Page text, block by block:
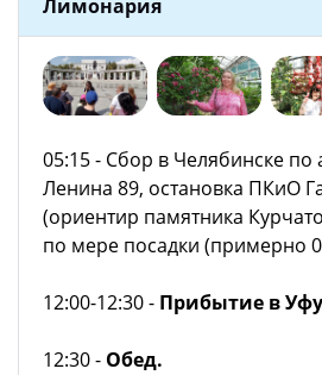
Лимонария
05:15 - Сбор в Челябинске по
Ленина 89, остановка ПКиО
(ориентир памятника
по мере посадки (примерно
12:00-12:30 - Прибытие в
12:30 - Обед.